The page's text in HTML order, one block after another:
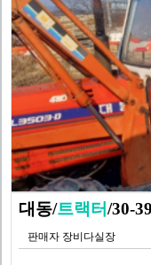
대동/트랙터/30-
판매자 장비다실장